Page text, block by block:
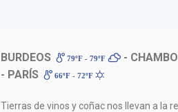
BURDEOS 79ºF - 79ºF -
- PARÍS 66ºF - 72ºF
Tierras de vinos y coñac nos llevan a la